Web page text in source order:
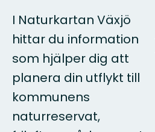
I Naturkartan Växjö
hittar du information
som hjälper dig att
planera din utflykt till
kommunens
naturreservat,